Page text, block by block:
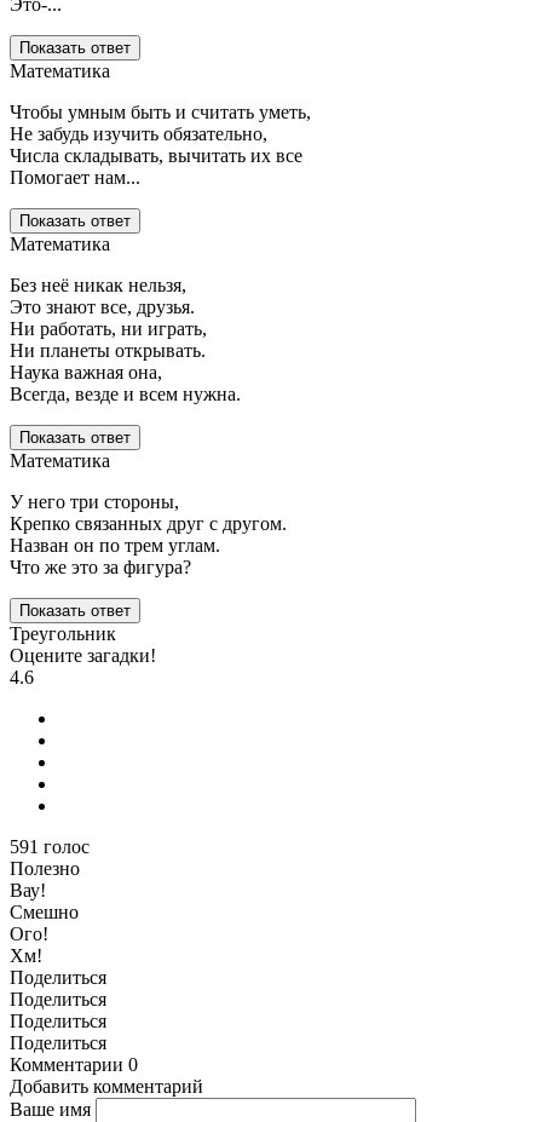
Это-...
Показать ответ
Математика
Чтобы умным быть и считать уметь,
Не забудь изучить обязательно,
Числа складывать, вычитать их все
Помогает нам...
Показать ответ
Математика
Без неё никак нельзя,
Это знают все, друзья.
Ни работать, ни играть,
Ни планеты открывать.
Наука важная она,
Всегда, везде и всем нужна.
Показать ответ
Математика
У него три стороны,
Крепко связанных друг с другом.
Назван он по трем углам.
Что же это за фигура?
Показать ответ
Треугольник
Оцените загадки!
4.6
591 голос
Полезно
Вау!
Смешно
Ого!
Хм!
Поделиться
Поделиться
Поделиться
Поделиться
Комментарии 0
Добавить комментарий
Ваше имя